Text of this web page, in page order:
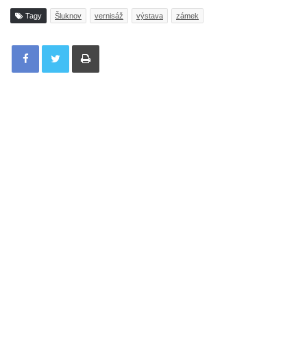
Tagy Šluknov vernisáž výstava zámek
Tisknout